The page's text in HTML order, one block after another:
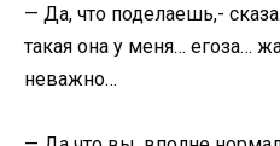
— Да, что поделаешь,-
такая она у меня… егоза…
неважно…